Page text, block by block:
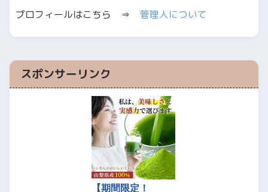
プロフィールはこちら ⇒ 管理人について
スポンサーリンク